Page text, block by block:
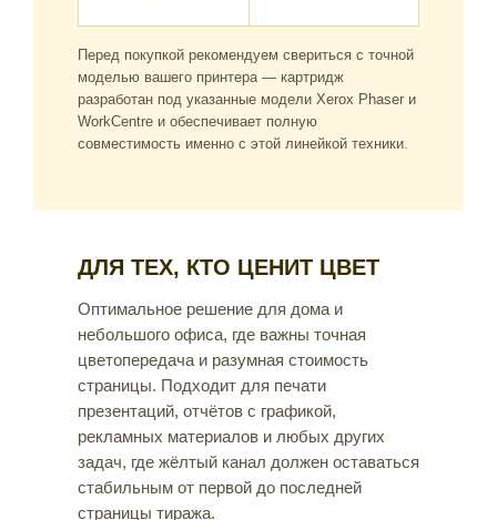
Перед покупкой рекомендуем свериться с точной
моделью вашего принтера — картридж
разработан под указанные модели Xerox Phaser и
WorkCentre и обеспечивает полную
совместимость именно с этой линейкой техники.
ДЛЯ ТЕХ, КТО ЦЕНИТ ЦВЕТ
Оптимальное решение для дома и
небольшого офиса, где важны точная
цветопередача и разумная стоимость
страницы. Подходит для печати
презентаций, отчётов с графикой,
рекламных материалов и любых других
задач, где жёлтый канал должен оставаться
стабильным от первой до последней
страницы тиража.